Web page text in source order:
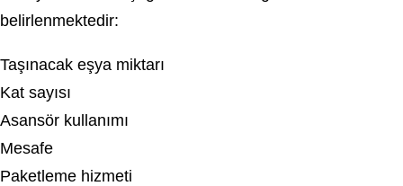
belirlenmektedir:
Taşınacak eşya miktarı
Kat sayısı
Asansör kullanımı
Mesafe
Paketleme hizmeti